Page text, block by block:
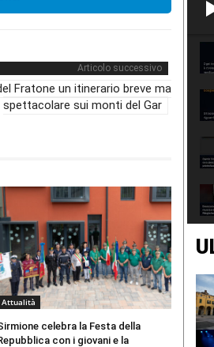
Articolo successivo
Fratone un itinerario breve ma
spettacolare sui monti del Gar
Attualità
celebra la Festa della
con i giovani e la